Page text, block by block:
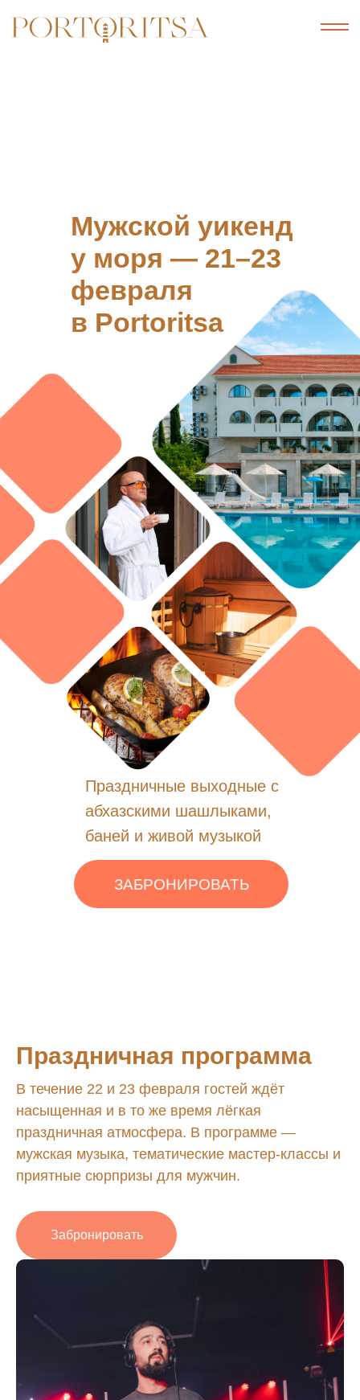
Мужской уикенд
у моря — 21–23
февраля
в Portoritsa
ЗАБРОНИРОВАТЬ
Праздничные выходные с
абхазскими шашлыками,
баней и живой музыкой
Праздничная программа
В течение 22 и 23 февраля гостей ждёт
насыщенная и в то же время лёгкая
праздничная атмосфера. В программе —
мужская музыка, тематические мастер-классы и
приятные сюрпризы для мужчин.
Забронировать